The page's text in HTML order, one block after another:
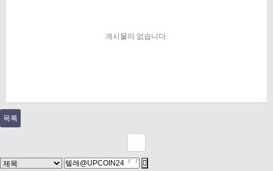
게시물이 없습니다.
목록